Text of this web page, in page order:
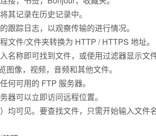
其记录在历史记录中。
跟踪日志，以观察传输的进行情况。
文件/文件夹转换为 HTTP / HTTPS 地址。
名称即可找到文件，或使用过滤器显示文
像，视频，音频和其他文件。
何可用的 FTP 服务器。
器可以立即访问远程位置。
均可见。要查找文件，只需开始输入文件名